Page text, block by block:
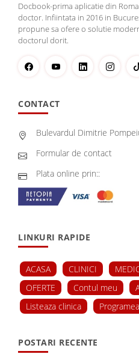
Docbook-prima aplicatie din
doctor. Infiintata in 2016 in
propune sa ofere o solutie
doctorul dorit.
CONTACT
Bulevardul Dimitrie
Formular de contact
Plata online prin::
LINKURI RAPIDE
ACASA CLINICI
OFERTE
Contul meu
Listeaza clinica
POSTARI RECENTE